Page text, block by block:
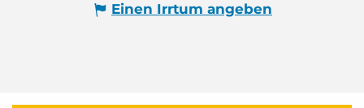
Einen Irrtum angeben